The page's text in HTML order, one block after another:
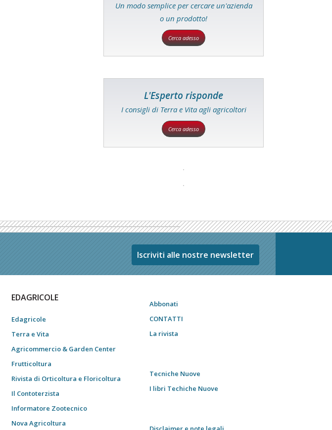
Un modo semplice per cercare un'azienda
o un prodotto!
Cerca adesso
L'Esperto risponde
I consigli di Terra e Vita agli agricoltori
Cerca adesso
Iscriviti alle nostre newsletter
EDAGRICOLE
Edagricole
Terra e Vita
Agricommercio & Garden Center
Frutticoltura
Rivista di Orticoltura e Floricoltura
Il Contoterzista
Informatore Zootecnico
Nova Agricoltura
Abbonati
CONTATTI
La rivista
Tecniche Nuove
I libri Techiche Nuove